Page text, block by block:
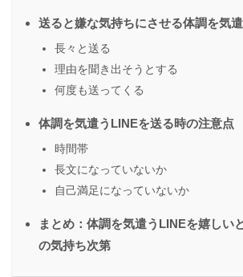
送ると嫌な気持ちにさせる体調を気
長々と送る
理由を聞き出そうとする
何度も送ってくる
体調を気遣うLINEを送る時の注意点
時間帯
長文になっていないか
自己満足になっていないか
まとめ：体調を気遣うLINEを嬉しい
の気持ち次第